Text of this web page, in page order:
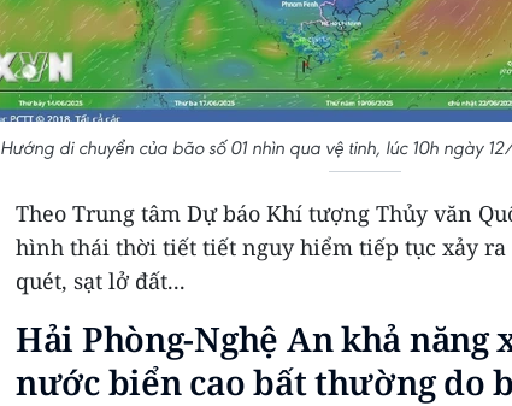
Hướng di chuyển của bão số 01 nhìn qua vệ tinh, lúc 10h ngày
Theo Trung tâm Dự báo Khí tượng Thủy văn
hình thái thời tiết tiết nguy hiểm tiếp tục xảy
quét, sạt lở đất...
Hải Phòng-Nghệ An khả năng
nước biển cao bất thường do